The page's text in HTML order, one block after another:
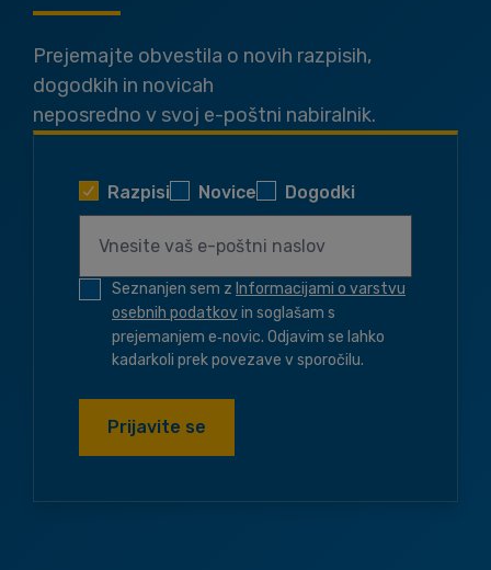
Prejemajte obvestila o novih razpisih,
dogodkih in novicah
neposredno v svoj e-poštni nabiralnik.
Razpisi Novice Dogodki
Seznanjen sem z Informacijami o varstvu
osebnih podatkovin soglašam s
prejemanjem e‑novic. Odjavim se lahko
kadarkoli prek povezave v sporočilu.
Prijavite se